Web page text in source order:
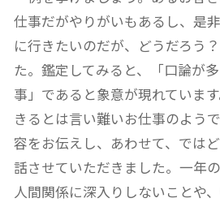
仕事だがやりがいもあるし、是
に行きたいのだが、どうだろう
た。鑑定してみると、「口論が
事」であると象意が現れていま
きるとは言い難いお仕事のよう
容をお伝えし、あわせて、では
話させていただきました。一年
人間関係に深入りしないことや